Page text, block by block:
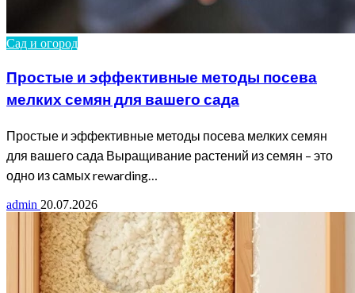
Сад и огород
Простые и эффективные методы посева
мелких семян для вашего сада
Простые и эффективные методы посева мелких семян
для вашего сада Выращивание растений из семян – это
одно из самых rewarding…
admin 20.07.2026